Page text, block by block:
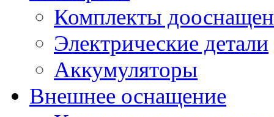
Комплекты
Электрические детали
Аккумуляторы
Внешнее оснащение